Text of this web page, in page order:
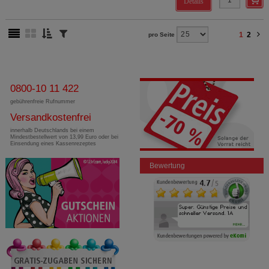
pro Seite 1 2
0800-10 11 422
gebührenfreie Rufnummer
Versandkostenfrei
innerhalb Deutschlands bei einem
Mindestbestellwert von 13,99 Euro oder bei
Einsendung eines Kassenrezeptes
Bewertung